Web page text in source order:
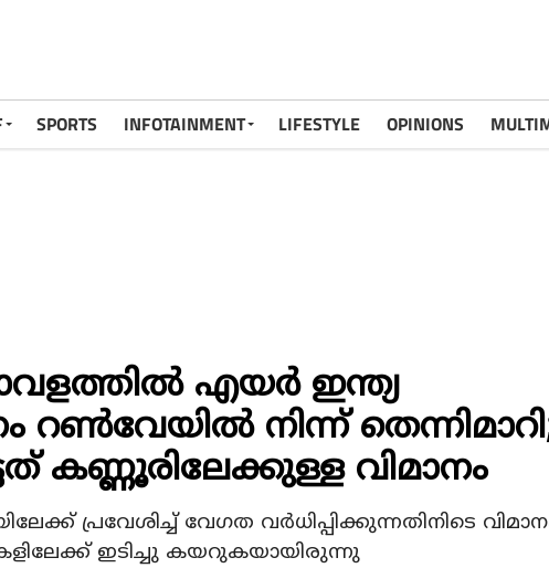
SPORTS INFOTAINMENT LIFESTYLE OPINIONS
എയർ ഇന്ത്യ
നിന്ന്
കണ്ണൂരിലേക്കുള്ള വിമാനം
പ്രവേശിച്ച് വേഗത വർധിപ്പിക്കുന്നതിനിടെ
ഇടിച്ചു കയറുകയായിരുന്നു